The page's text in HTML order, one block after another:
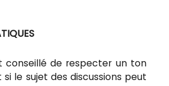
conseillé de respecter un ton
le sujet des discussions peut